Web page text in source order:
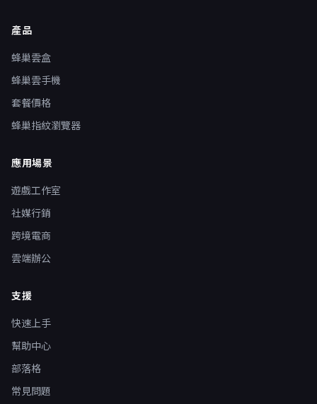
產品
蜂巢雲盒
蜂巢雲手機
套餐價格
蜂巢指紋瀏覽器
應用場景
遊戲工作室
社媒行銷
跨境電商
雲端辦公
支援
快速上手
幫助中心
部落格
常見問題